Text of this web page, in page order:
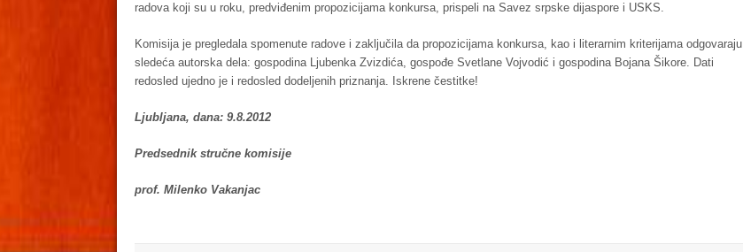
radova koji su u roku, predviđenim propozicijama konkursa, prispeli na Savez srpske dijaspore i USKS.
Komisija je pregledala spomenute radove i zaključila da propozicijama konkursa, kao i literarnim kriterijama odgovaraju
sledeća autorska dela: gospodina Ljubenka Zvizdića, gospođe Svetlane Vojvodić i gospodina Bojana Šikore. Dati
redosled ujedno je i redosled dodeljenih priznanja. Iskrene čestitke!
Ljubljana, dana: 9.8.2012
Predsednik stručne komisije
prof. Milenko Vakanjac